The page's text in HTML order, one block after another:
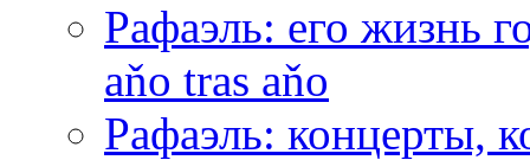
Рафаэль: его жизнь
aňo tras aňo
Рафаэль: концерты,